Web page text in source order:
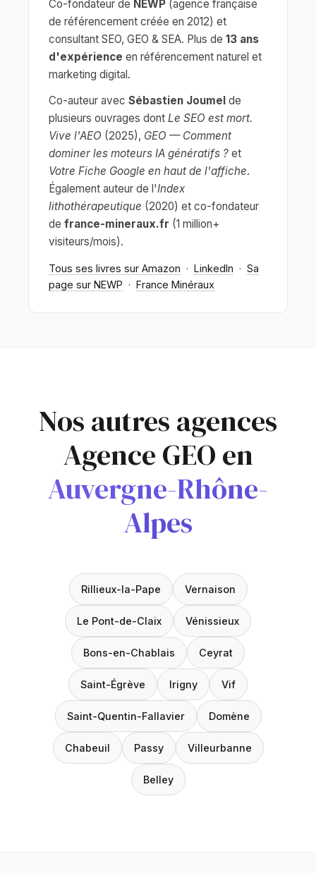
Co-fondateur de NEWP (agence française
de référencement créée en 2012) et
consultant SEO, GEO & SEA. Plus de 13 ans
d'expérience en référencement naturel et
marketing digital.
Co-auteur avec Sébastien Joumel de
plusieurs ouvrages dont Le SEO est mort.
Vive l'AEO (2025), GEO — Comment
dominer les moteurs IA génératifs ? et
Votre Fiche Google en haut de l'affiche.
Également auteur de l'Index
lithothérapeutique (2020) et co-fondateur
de france-mineraux.fr (1 million+
visiteurs/mois).
Tous ses livres sur Amazon · LinkedIn · Sa
page sur NEWP · France Minéraux
Nos autres agences
Agence GEO en
Auvergne-Rhône-
Alpes
Rillieux-la-Pape Vernaison
Le Pont-de-Claix Vénissieux
Bons-en-Chablais Ceyrat
Saint-Égrève Irigny Vif
Saint-Quentin-Fallavier Domène
Chabeuil Passy Villeurbanne
Belley